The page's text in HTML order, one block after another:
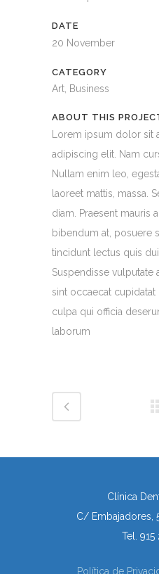
DATE
20 November
CATEGORY
Art, Business
ABOUT THIS
Lorem ipsum dolor sit
adipiscing elit. Nam
Nullam enim leo,
laoreet mattis, massa.
diam. Praesent mauris
bibendum at, posuere
tincidunt lectus quis
Suspendisse vulputate
sint occaecat
culpa qui officia
laborum
Clínica
C/ Embajadores,
Tel. 915
Política de